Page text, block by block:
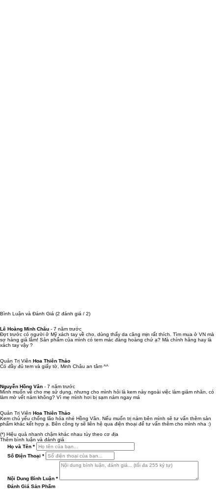
Bình Luận và Đánh Giá (2 đánh giá / 2)
Lê Hoàng Minh Châu - 7 năm trước
Đợt trước có người ở Mỹ xách tay về cho, dùng thấy da căng mịn rất thích. Tìm mua ở VN mà
sợ hàng giả lắm! Sản phẩm của mình có tem mác đàng hoàng chứ ạ? Mà chính hãng hay là
xách tay vậy ?
Quản Trị Viên Hoa Thiên Thảo
Có đầy đủ tem và giấy tờ, Minh Châu an tâm ^^
Nguyễn Hồng Vân - 7 năm trước
Mình muốn về cho mẹ sử dụng, nhưng cho mình hỏi là kem này ngoài việc làm giảm nhăn, có
làm mờ vết nám không? Vì mẹ mình hơi bị sạm nám ngay má
Quản Trị Viên Hoa Thiên Thảo
Kem chủ yếu chống lão hóa nhé Hồng Vân. Nếu muốn trị nám bên mình sẽ tư vấn thêm sản
phẩm khác kết hợp ạ. Bên công ty sẽ liên hệ qua điện thoại để tư vấn thêm cho mình nha :)
(*) Hiệu quả nhanh chậm khác nhau tùy theo cơ địa
Thêm bình luận và đánh giá
Họ và Tên *
Số Điện Thoại *
Nội Dung Bình Luận *
Đánh Giá Sản Phẩm